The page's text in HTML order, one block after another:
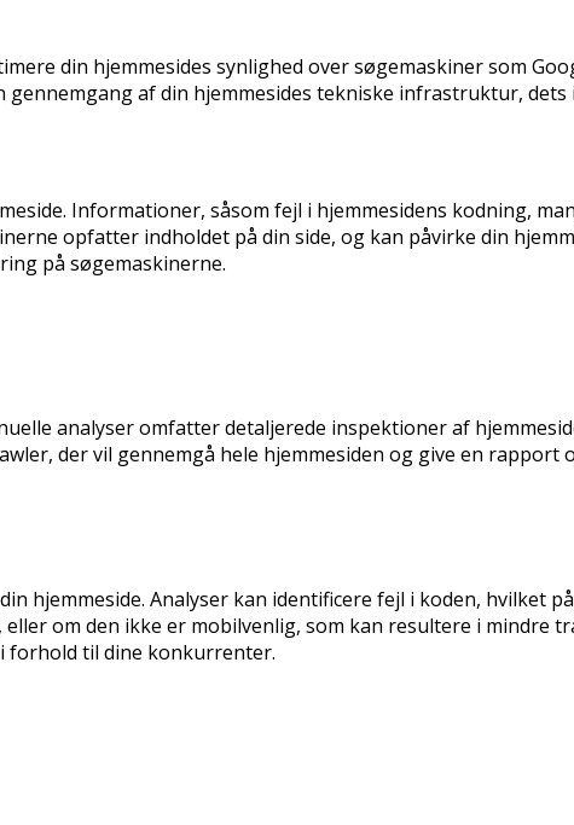
din hjemmesides synlighed over søgemaskiner som
af din hjemmesides tekniske infrastruktur, dets
Informationer, såsom fejl i hjemmesidens kodning,
opfatter indholdet på din side, og kan påvirke din
på søgemaskinerne.
analyser omfatter detaljerede inspektioner af
der vil gennemgå hele hjemmesiden og give en rapport
hjemmeside. Analyser kan identificere fejl i koden, hvilket
om den ikke er mobilvenlig, som kan resultere i mindre
forhold til dine konkurrenter.